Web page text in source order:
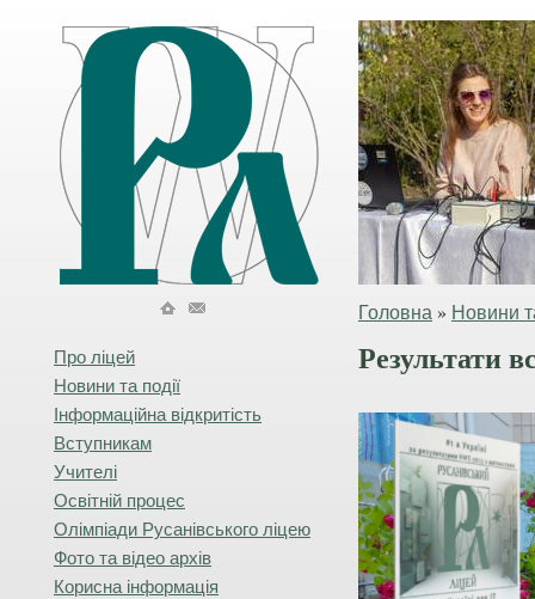
Головна » Новини
Про ліцей
Новини та події
Інформаційна відкритість
Вступникам
Учителі
Освітній процес
Олімпіади Русанівського ліцею
Фото та відео архів
Корисна інформація
Результати